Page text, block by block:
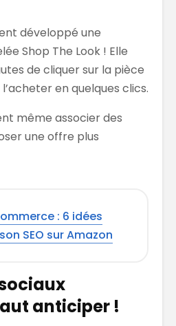
développé une
Shop The Look ! Elle
de cliquer sur la pièce
en quelques clics.
même associer des
une offre plus
: 6 idées
SEO sur Amazon
anticiper !